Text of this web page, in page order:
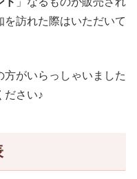
訪れた際はいただいて
がいらっしゃいました
ださい♪